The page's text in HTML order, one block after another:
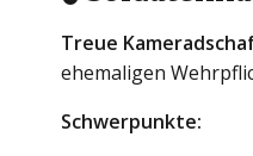
Treue
ehemaligen
Schwerpunkte: